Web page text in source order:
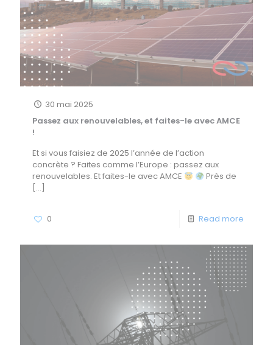
30 mai 2025
Passez aux renouvelables, et faites-le avec AMCE
!
Et si vous faisiez de 2025 l’année de l’action
concrète ? Faites comme l’Europe : passez aux
renouvelables. Et faites-le avec AMCE
Près de
[…]
0 Read more